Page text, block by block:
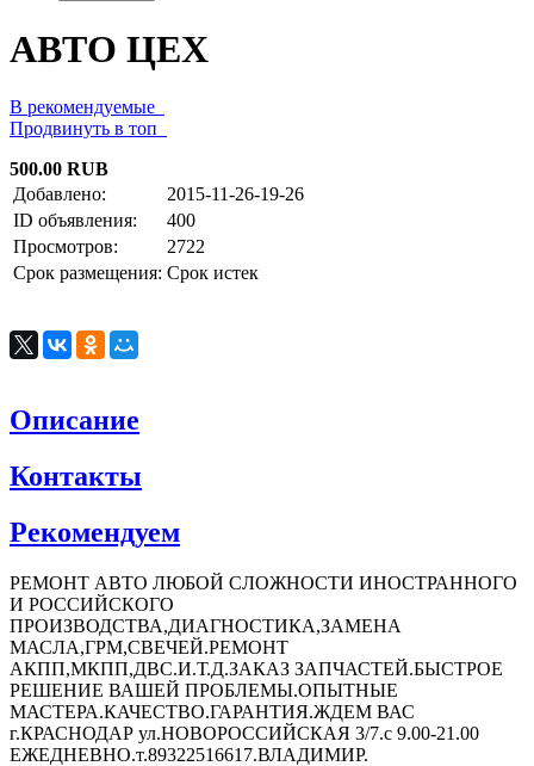
АВТО ЦЕХ
В рекомендуемые
Продвинуть в топ
500.00 RUB
Добавлено:
2015-11-26-19-26
ID объявления:
400
Просмотров:
2722
Срок размещения: Срок истек
Описание
Контакты
Рекомендуем
РЕМОНТ АВТО ЛЮБОЙ СЛОЖНОСТИ ИНОСТРАННОГО
И РОССИЙСКОГО
ПРОИЗВОДСТВА,ДИАГНОСТИКА,ЗАМЕНА
МАСЛА,ГРМ,СВЕЧЕЙ.РЕМОНТ
АКПП,МКПП,ДВС.И.Т.Д.ЗАКАЗ ЗАПЧАСТЕЙ.БЫСТРОЕ
РЕШЕНИЕ ВАШЕЙ ПРОБЛЕМЫ.ОПЫТНЫЕ
МАСТЕРА.КАЧЕСТВО.ГАРАНТИЯ.ЖДЕМ ВАС
г.КРАСНОДАР ул.НОВОРОССИЙСКАЯ 3/7.с 9.00-21.00
ЕЖЕДНЕВНО.т.89322516617.ВЛАДИМИР.